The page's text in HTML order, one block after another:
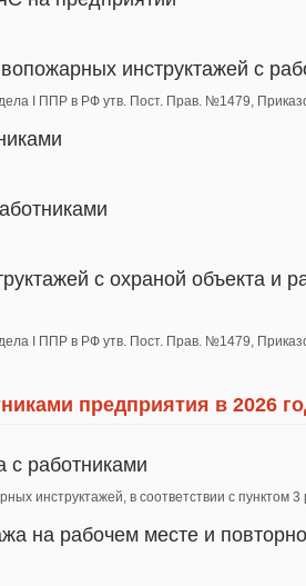
инструктажей с
I ППР в РФ утв. Пост. Прав. №1479,
с охраной объекта и
I ППР в РФ утв. Пост. Прав. №1479,
предприятия в 2026
с работниками
инструктажей, в соответствии с
на рабочем месте и